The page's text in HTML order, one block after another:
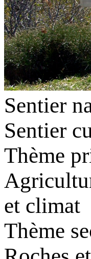
Sentier
Sentier
Thème
et climat
Thème